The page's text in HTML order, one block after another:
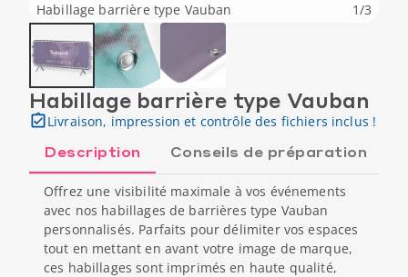
Habillage barrière type Vauban 1/3
Habillage barrière type Vauban
Livraison, impression et contrôle des fichiers inclus !
Description Conseils de préparation
Offrez une visibilité maximale à vos événements
avec nos habillages de barrières type Vauban
personnalisés. Parfaits pour délimiter vos espaces
tout en mettant en avant votre image de marque,
ces habillages sont imprimés en haute qualité,